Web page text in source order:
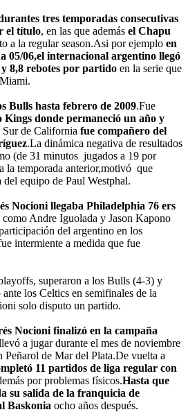
tres temporadas consecutivas
el título, en las que además el Chapu
a la regular season.Asi por ejemplo en
05/06,el internacional argentino llegó
8,8 rebotes por partido en la serie que
Bulls hasta febrero de 2009.Fue
Kings donde permaneció un año y
de California fue compañero del
.La dinámica negativa de resultados
(de 31 minutos jugados a 19 por
la temporada anterior,motivó que
equipo de Paul Westphal.
Nocioni llegaba Philadelphia 76 ers
como Andre Iguolada y Jason Kapono
del argentino en los
intermiente a medida que fue
superaron a los Bulls (4-3) y
los Celtics en semifinales de la
solo disputo un partido.
Nocioni finalizó en la campaña
a jugar durante el mes de noviembre
Peñarol de Mar del Plata.De vuelta a
11 partidos de liga regular con
por problemas físicos.Hasta que
su salida de la franquicia de
Baskonia ocho años después.